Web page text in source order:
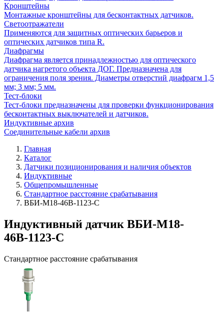
Кронштейны
Монтажные кронштейны для бесконтактных датчиков.
Светоотражатели
Применяются для защитных оптических барьеров и
оптических датчиков типа R.
Диафрагмы
Диафрагма является принадлежностью для оптического
датчика нагретого объекта ДОГ. Предназначена для
ограничения поля зрения. Диаметры отверстий диафрагм 1,5
мм; 3 мм; 5 мм.
Тест-блоки
Тест-блоки предназначены для проверки функционирования
бесконтактных выключателей и датчиков.
Индуктивные архив
Соединительные кабели архив
Главная
Каталог
Датчики позиционирования и наличия объектов
Индуктивные
Общепромышленные
Стандартное расстояние срабатывания
ВБИ-М18-46В-1123-С
Индуктивный датчик ВБИ-М18-
46В-1123-С
Стандартное расстояние срабатывания